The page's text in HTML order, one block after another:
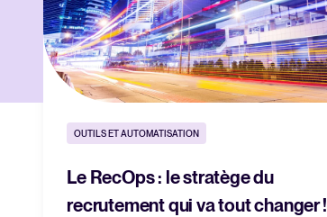
OUTILS ET AUTOMATISATION
Le RecOps : le stratège du
recrutement qui va tout changer !